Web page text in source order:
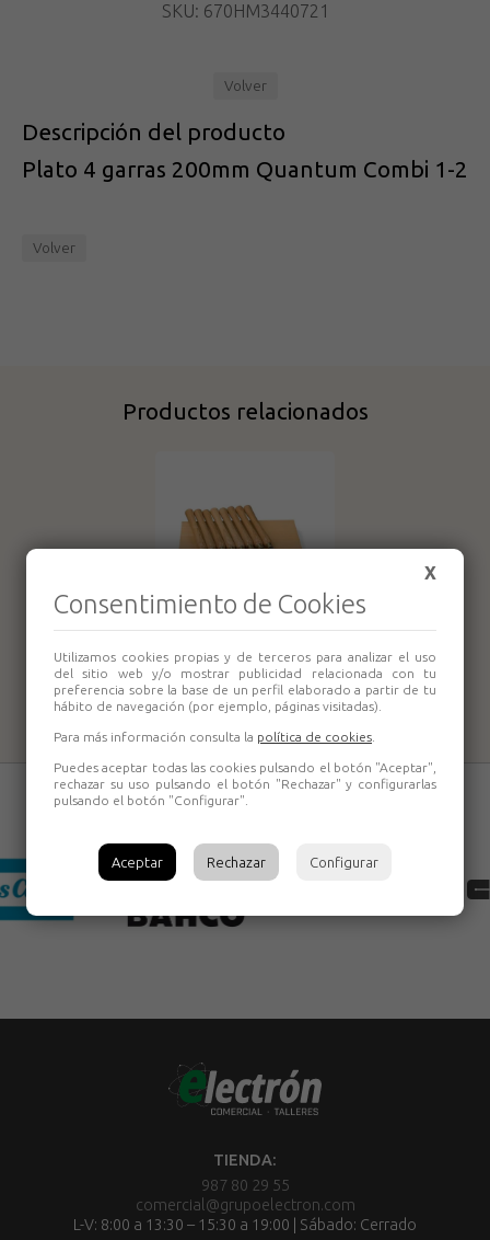
SKU: 670HM3440721
Volver
Descripción del producto
Plato 4 garras 200mm Quantum Combi 1-2
Volver
Productos relacionados
torno Holzstar
TIENDA:
987 80 29 55
comercial@grupoelectron.com
L-V: 8:00 a 13:30 – 15:30 a 19:00 | Sábado: Cerrado
X
Consentimiento de Cookies
Utilizamos cookies propias y de terceros para analizar el uso
del sitio web y/o mostrar publicidad relacionada con tu
preferencia sobre la base de un perfil elaborado a partir de tu
hábito de navegación (por ejemplo, páginas visitadas).
Para más información consulta la política de cookies
Puedes aceptar todas las cookies pulsando el botón "Aceptar",
rechazar su uso pulsando el botón "Rechazar" y configurarlas
pulsando el botón "Configurar".
Aceptar Rechazar Configurar